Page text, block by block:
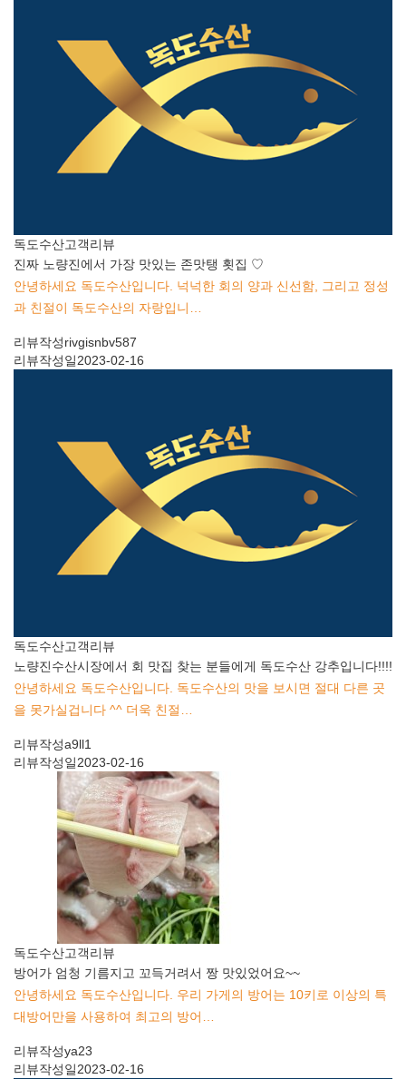
독도수산고객리뷰
진짜 노량진에서 가장 맛있는 존맛탱 횟집 ♡
안녕하세요 독도수산입니다. 넉넉한 회의 양과 신선함, 그리고 정성
과 친절이 독도수산의 자랑입니…
리뷰작성rivgisnbv587
리뷰작성일2023-02-16
독도수산고객리뷰
노량진수산시장에서 회 맛집 찾는 분들에게 독도수산 강추입니다!!!!
안녕하세요 독도수산입니다. 독도수산의 맛을 보시면 절대 다른 곳
을 못가실겁니다 ^^ 더욱 친절…
리뷰작성a9ll1
리뷰작성일2023-02-16
독도수산고객리뷰
방어가 엄청 기름지고 꼬득거려서 짱 맛있었어요~~
안녕하세요 독도수산입니다. 우리 가게의 방어는 10키로 이상의 특
대방어만을 사용하여 최고의 방어…
리뷰작성ya23
리뷰작성일2023-02-16